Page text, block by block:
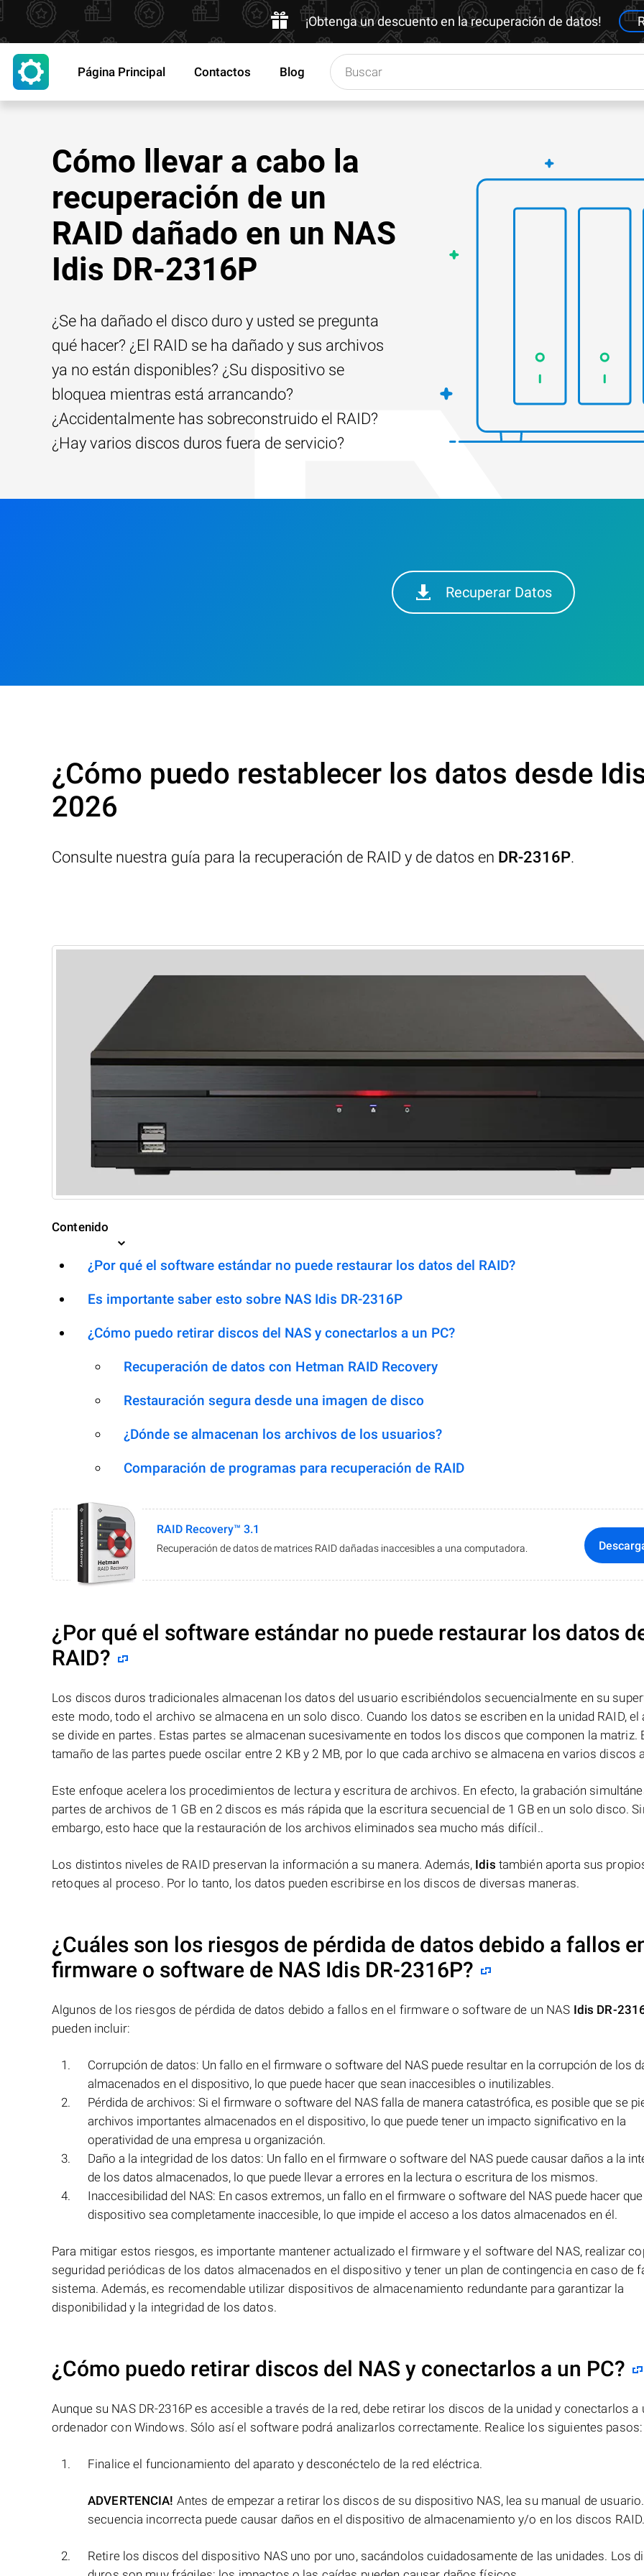
¡Obtenga un descuento en la recuperación de datos!
Página Principal Contactos Blog
Cómo llevar a cabo la
recuperación de un
RAID dañado en un NAS
Idis DR-2316P
¿Se ha dañado el disco duro y usted se pregunta
qué hacer? ¿El RAID se ha dañado y sus archivos
ya no están disponibles? ¿Su dispositivo se
bloquea mientras está arrancando?
¿Accidentalmente has sobreconstruido el RAID?
¿Hay varios discos duros fuera de servicio?
Recuperar Datos
¿Cómo puedo restablecer los datos desde
2026
Consulte nuestra guía para la recuperación de RAID y de datos en DR-2316P.
Contenido
¿Por qué el software estándar no puede restaurar los datos del RAID?
Es importante saber esto sobre NAS Idis DR-2316P
¿Cómo puedo retirar discos del NAS y conectarlos a un PC?
Recuperación de datos con Hetman RAID Recovery
Restauración segura desde una imagen de disco
¿Dónde se almacenan los archivos de los usuarios?
Comparación de programas para recuperación de RAID
RAID Recovery™ 3.1
Recuperación de datos de matrices RAID dañadas inaccesibles a una computadora.
¿Por qué el software estándar no puede restaurar los datos
RAID?
Los discos duros tradicionales almacenan los datos del usuario escribiéndolos secuencialmente en su
este modo, todo el archivo se almacena en un solo disco. Cuando los datos se escriben en la unidad RAID, el
se divide en partes. Estas partes se almacenan sucesivamente en todos los discos que componen la matriz.
tamaño de las partes puede oscilar entre 2 KB y 2 MB, por lo que cada archivo se almacena en varios discos
Este enfoque acelera los procedimientos de lectura y escritura de archivos. En efecto, la grabación
partes de archivos de 1 GB en 2 discos es más rápida que la escritura secuencial de 1 GB en un solo disco.
embargo, esto hace que la restauración de los archivos eliminados sea mucho más difícil..
Los distintos niveles de RAID preservan la información a su manera. Además, Idis también aporta sus
retoques al proceso. Por lo tanto, los datos pueden escribirse en los discos de diversas maneras.
¿Cuáles son los riesgos de pérdida de datos debido a fallos
firmware o software de NAS Idis DR-2316P?
Algunos de los riesgos de pérdida de datos debido a fallos en el firmware o software de un NAS Idis DR-
pueden incluir:
Corrupción de datos: Un fallo en el firmware o software del NAS puede resultar en la corrupción de los
almacenados en el dispositivo, lo que puede hacer que sean inaccesibles o inutilizables.
Pérdida de archivos: Si el firmware o software del NAS falla de manera catastrófica, es posible que se
archivos importantes almacenados en el dispositivo, lo que puede tener un impacto significativo en la
operatividad de una empresa u organización.
Daño a la integridad de los datos: Un fallo en el firmware o software del NAS puede causar daños a la
de los datos almacenados, lo que puede llevar a errores en la lectura o escritura de los mismos.
Inaccesibilidad del NAS: En casos extremos, un fallo en el firmware o software del NAS puede hacer
dispositivo sea completamente inaccesible, lo que impide el acceso a los datos almacenados en él.
Para mitigar estos riesgos, es importante mantener actualizado el firmware y el software del NAS, realizar
seguridad periódicas de los datos almacenados en el dispositivo y tener un plan de contingencia en caso de
sistema. Además, es recomendable utilizar dispositivos de almacenamiento redundante para garantizar la
disponibilidad y la integridad de los datos.
¿Cómo puedo retirar discos del NAS y conectarlos a un PC?
Aunque su NAS DR-2316P es accesible a través de la red, debe retirar los discos de la unidad y conectarlos a
ordenador con Windows. Sólo así el software podrá analizarlos correctamente. Realice los siguientes pasos:
Finalice el funcionamiento del aparato y desconéctelo de la red eléctrica.
ADVERTENCIA! Antes de empezar a retirar los discos de su dispositivo NAS, lea su manual de
secuencia incorrecta puede causar daños en el dispositivo de almacenamiento y/o en los discos
Retire los discos del dispositivo NAS uno por uno, sacándolos cuidadosamente de las unidades. Los